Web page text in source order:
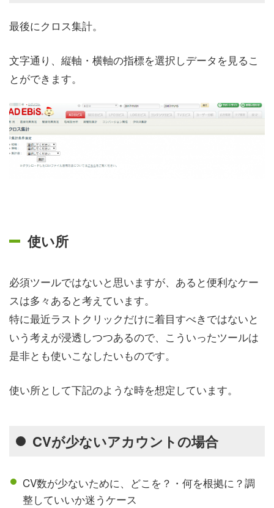
最後にクロス集計。
文字通り、縦軸・横軸の指標を選択しデータを見るこ
とができます。
使い所
必須ツールではないと思いますが、あると便利なケー
スは多々あると考えています。
特に最近ラストクリックだけに着目すべきではないと
いう考えが浸透しつつあるので、こういったツールは
是非とも使いこなしたいものです。
使い所として下記のような時を想定しています。
CVが少ないアカウントの場合
CV数が少ないために、どこを？・何を根拠に？調
整していいか迷うケース